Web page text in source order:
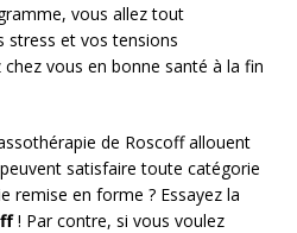
vous allez tout
stress et vos tensions
vous en bonne santé à la fin
de Roscoff allouent
satisfaire toute catégorie
remise en forme ? Essayez la
! Par contre, si vous voulez